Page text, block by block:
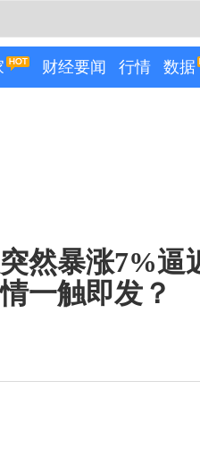
财经要闻 行情 数据
然暴涨7%逼
一触即发？